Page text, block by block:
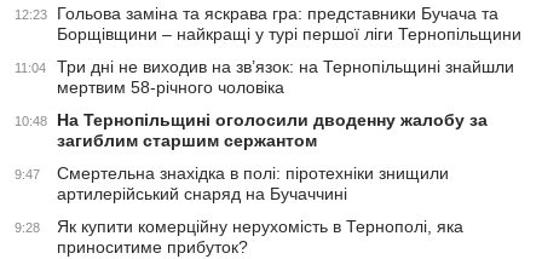
12:23
Гольова заміна та яскрава гра: представники Бучача та
Борщівщини – найкращі у турі першої ліги Тернопільщини
11:04
Три дні не виходив на зв’язок: на Тернопільщині знайшли
мертвим 58-річного чоловіка
10:48
На Тернопільщині оголосили дводенну жалобу за
загиблим старшим сержантом
9:47
Смертельна знахідка в полі: піротехніки знищили
артилерійський снаряд на Бучаччині
9:28
Як купити комерційну нерухомість в Тернополі, яка
приноситиме прибуток?